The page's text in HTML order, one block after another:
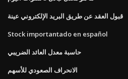
قبول العقد عن طريق البريد الإلكتروني عينة
Stock importantado en español
حاسبة معدل العائد الضريبي
الانحراف الصعودي للأسهم